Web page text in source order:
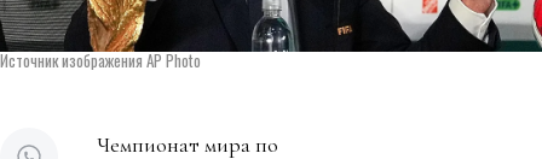
Источник изображения AP Photo
Чемпионат мира по